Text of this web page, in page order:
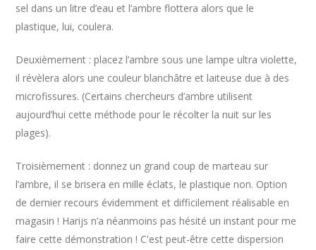
sel dans un litre d’eau et l’ambre flottera alors que le
plastique, lui, coulera.
Deuxièmement : placez l’ambre sous une lampe ultra violette,
il révèlera alors une couleur blanchâtre et laiteuse due à des
microfissures. (Certains chercheurs d’ambre utilisent
aujourd’hui cette méthode pour le récolter la nuit sur les
plages).
Troisièmement : donnez un grand coup de marteau sur
l’ambre, il se brisera en mille éclats, le plastique non. Option
de dernier recours évidemment et difficilement réalisable en
magasin ! Harijs n’a néanmoins pas hésité un instant pour me
faire cette démonstration ! C'est peut-être cette dispersion